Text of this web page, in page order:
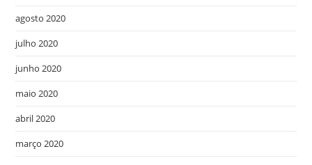
agosto 2020
julho 2020
junho 2020
maio 2020
abril 2020
março 2020